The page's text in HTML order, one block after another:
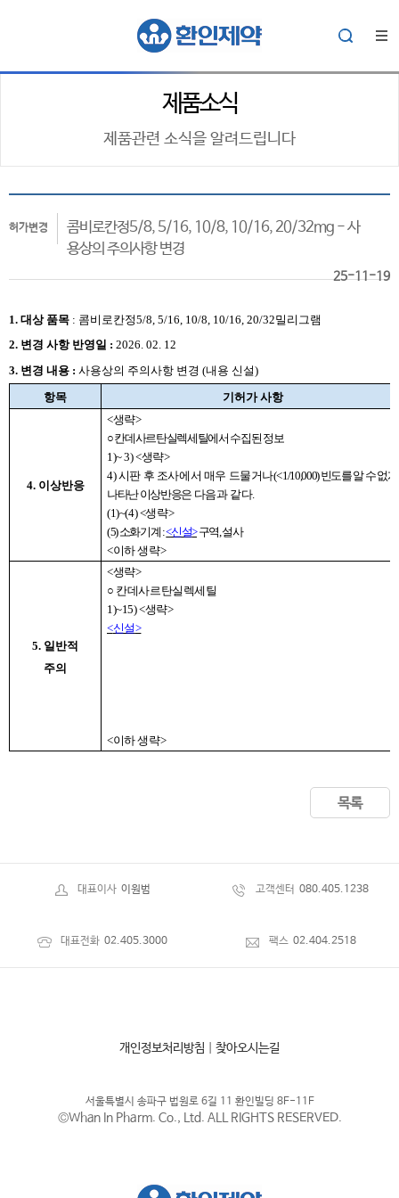
제품소식
제품관련 소식을 알려드립니다
허가변경
콤비로칸정5/8, 5/16, 10/8, 10/16, 20/32mg - 사
용상의 주의사항 변경
25-11-19
1. 대상품목 : 콤비로칸정5/8, 5/16, 10/8, 10/16, 20/32밀리그램
2. 변경 사항 반영일 : 2026. 02. 12
3. 변경 내용 : 사용상의 주의사항 변경 (내용 신설)
항목
기허가 사항
4. 이상반응
<생략>
○칸데사르탄실렉세틸에서 수집된 정보
1)~ 3) <생략>
4)시판 후 조사에서 매우 드물거나(< 1/10,000)빈도를 알 수 없게
나타난 이상반응은 다음과 같다.
(1)~(4) <생략>
(5)소화기계 :<신설> 구역,설사
<이하 생략>
5. 일반적
주의
<생략>
○ 칸데사르탄실렉세틸
1)~15) <생략>
<신설>
<이하 생략>
목록
대표이사 이원범 고객센터 080.405.1238
대표전화 02.405.3000 팩스 02.404.2518
개인정보처리방침 찾아오시는길
서울특별시 송파구 법원로 6길 11 환인빌딩 8F-11F
©Whan In Pharm. Co., Ltd. ALL RIGHTS RESERVED.